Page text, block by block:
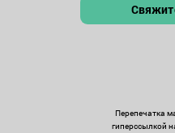
Перепечатка
гиперссылкой